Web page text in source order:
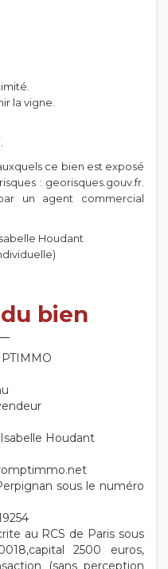
la vigne.
ce bien est exposé
: georisques.gouv.fr.
un agent commercial
Houdant
du bien
Houdant
sous le numéro
au RCS de Paris sous
2500 euros,
(sans perception